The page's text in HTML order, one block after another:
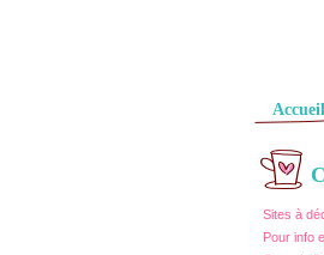
Pages
Accueil
Sites à
Pour info